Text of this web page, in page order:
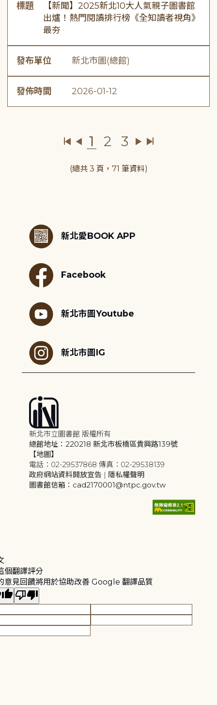
標題
【新聞】2025新北10大人氣親子圖書館
出爐！熱門閱讀排行榜《全知讀者視角》
最夯
發布單位 新北市圖(總館)
發佈時間 2026-01-12
1 2 3
(總共 3 頁，71 筆資料)
新北愛BOOK APP
Facebook
新北市圖Youtube
新北市圖IG
新北市立圖書館 版權所有
總館地址：220218 新北市板橋區貴興路139號
【地圖】
電話：02-29537868 傳真：02-29538139
政府網站資料開放宣告 | 隱私權聲明
圖書館信箱：cad2170001@ntpc.gov.tw
個翻譯評分
意見回饋將用於協助改善 Google 翻譯品質